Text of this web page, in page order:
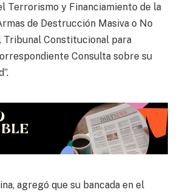
Terrorismo y Financiamiento de la
de Destrucción Masiva o No
Tribunal Constitucional para
Consulta sobre su
agregó que su bancada en el